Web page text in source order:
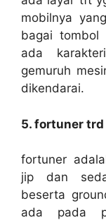
mobilnya
bagai tombol
ada
gemuruh
dikendarai.
5. fortuner trd
fortuner
jip dan
beserta
ada pada